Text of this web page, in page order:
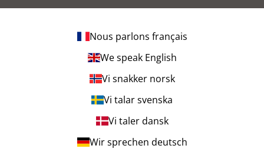
Nous parlons français
We speak English
Vi snakker norsk
Vi talar svenska
Vi taler dansk
Wir sprechen deutsch